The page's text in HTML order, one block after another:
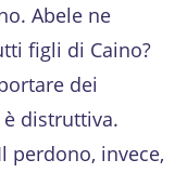
Abele ne
figli di Caino?
dei
distruttiva.
perdono, invece,